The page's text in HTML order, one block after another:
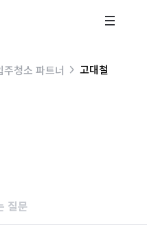
청소 파트너 고대철
질문